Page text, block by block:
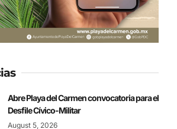
Abre Playa del Carmen convocatoria para el
Desfile Cívico-Militar
August 5, 2026